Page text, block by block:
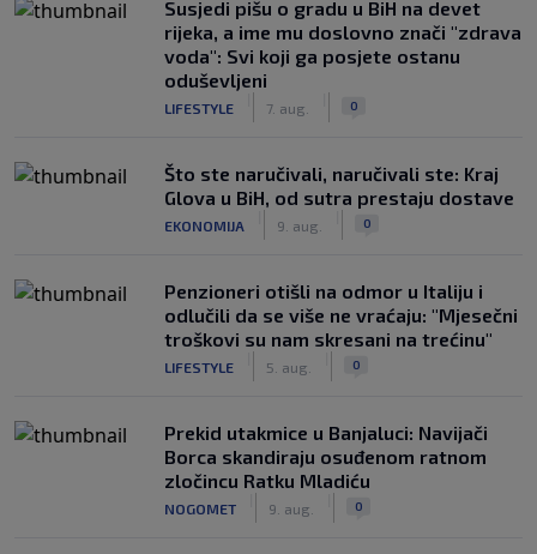
Susjedi pišu o gradu u BiH na devet
rijeka, a ime mu doslovno znači "zdrava
voda": Svi koji ga posjete ostanu
oduševljeni
LIFESTYLE 7. aug. 0
Što ste naručivali, naručivali ste: Kraj
Glova u BiH, od sutra prestaju dostave
EKONOMIJA 9. aug. 0
Penzioneri otišli na odmor u Italiju i
odlučili da se više ne vraćaju: "Mjesečni
troškovi su nam skresani na trećinu"
LIFESTYLE 5. aug. 0
Prekid utakmice u Banjaluci: Navijači
Borca skandiraju osuđenom ratnom
zločincu Ratku Mladiću
NOGOMET 9. aug. 0